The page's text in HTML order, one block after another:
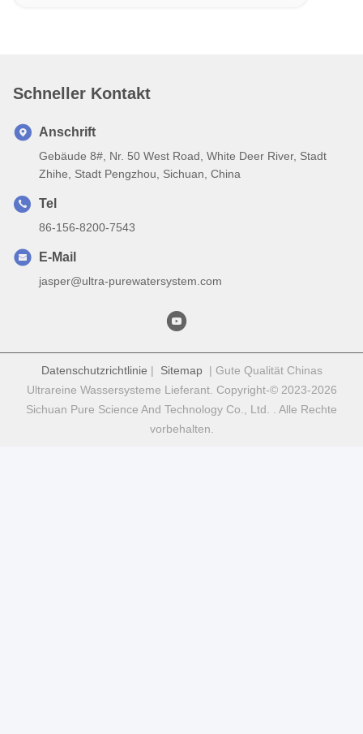
Schneller Kontakt
Anschrift
Gebäude 8#, Nr. 50 West Road, White Deer River, Stadt
Zhihe, Stadt Pengzhou, Sichuan, China
Tel
86-156-8200-7543
E-Mail
jasper@ultra-purewatersystem.com
Datenschutzrichtlinie | Sitemap| Gute Qualität Chinas
Ultrareine Wassersysteme Lieferant. Copyright-© 2023-2026
Sichuan Pure Science And Technology Co., Ltd. . Alle Rechte
vorbehalten.